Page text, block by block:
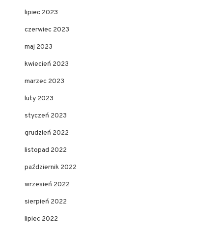
lipiec 2023
czerwiec 2023
maj 2023
kwiecień 2023
marzec 2023
luty 2023
styczeń 2023
grudzień 2022
listopad 2022
październik 2022
wrzesień 2022
sierpień 2022
lipiec 2022